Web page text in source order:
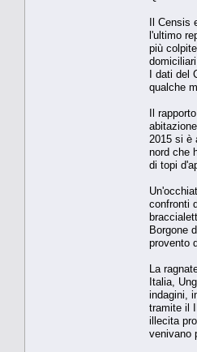
Il Censis
l'ultimo
più
I dati del
qualche
Il
2015 si è
nord che
di topi
confronti
Borgone
provento
La
Italia,
indagini,
tramite il
illecita
venivano